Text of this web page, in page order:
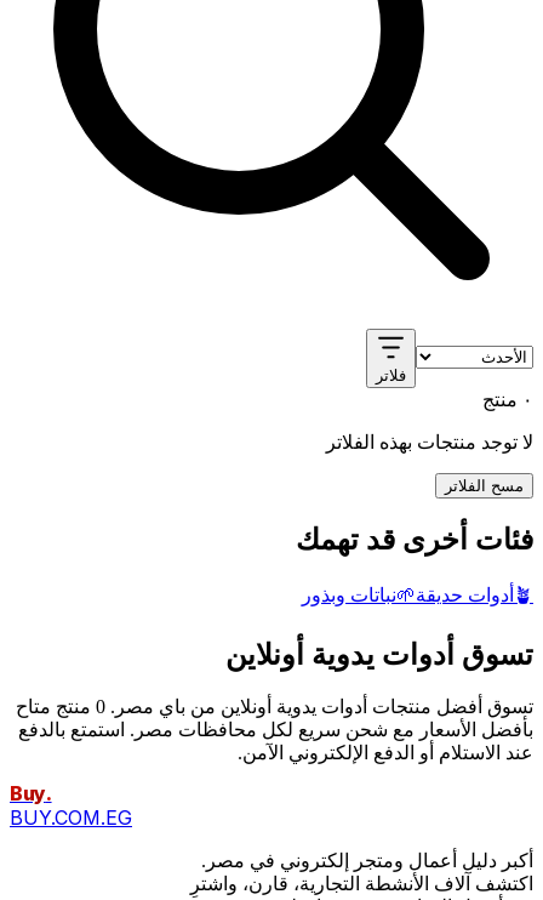
فلاتر
٠ منتج
لا توجد منتجات بهذه الفلاتر
مسح الفلاتر
فئات أخرى قد تهمك
🪴 أدوات حديقة🌱نباتات وبذور
تسوق أدوات يدوية أونلاين
تسوق أفضل منتجات أدوات يدوية أونلاين من باي مصر. 0 منتج متاح
بأفضل الأسعار مع شحن سريع لكل محافظات مصر. استمتع بالدفع
عند الاستلام أو الدفع الإلكتروني الآمن.
Buy.
BUY.COM.EG
أكبر دليل أعمال ومتجر إلكتروني في مصر.
اكتشف آلاف الأنشطة التجارية، قارن، واشترِ